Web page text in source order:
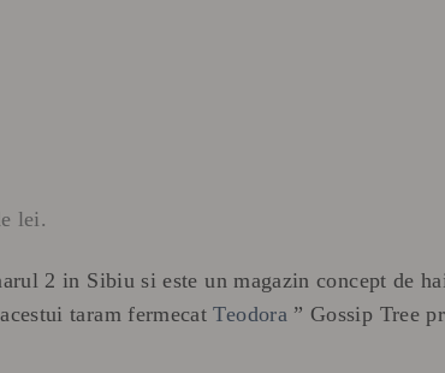
lei.
2 in Sibiu si este unmagazin concept de
taram fermecatTeodora ” Gossip Tree